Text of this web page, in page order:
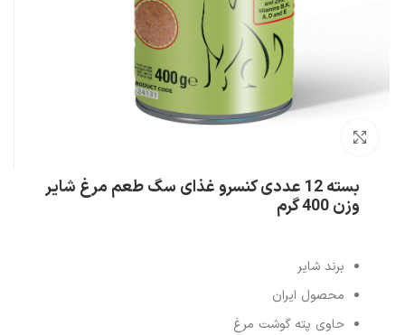
بسته 12 عددی کنسرو غذای سگ طعم مرغ شایر
وزن 400 گرم
برند شایر
محصول ایران
حاوی پته گوشت مرغ